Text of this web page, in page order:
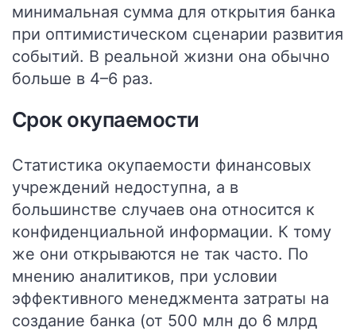
минимальная сумма для открытия банка
при оптимистическом сценарии развития
событий. В реальной жизни она обычно
больше в 4–6 раз.
Срок окупаемости
Статистика окупаемости финансовых
учреждений недоступна, а в
большинстве случаев она относится к
конфиденциальной информации. К тому
же они открываются не так часто. По
мнению аналитиков, при условии
эффективного менеджмента затраты на
создание банка (от 500 млн до 6 млрд